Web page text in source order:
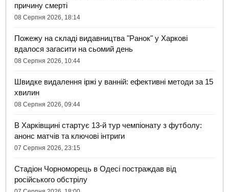
причину смерті
08 Серпня 2026, 18:14
Пожежу на складі видавництва "Ранок" у Харкові
вдалося загасити на сьомий день
08 Серпня 2026, 10:44
Швидке видалення іржі у ванній: ефективні методи за 15
хвилин
08 Серпня 2026, 09:44
В Харківщині стартує 13-й тур чемпіонату з футболу:
анонс матчів та ключові інтриги
07 Серпня 2026, 23:15
Стадіон Чорноморець в Одесі постраждав від
російського обстрілу